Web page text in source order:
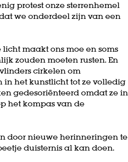
protest onze sterrenhemel
we onderdeel zijn van een
maakt ons moe en soms
zouden moeten rusten. En
cirkelen om
in het kunstlicht tot ze volledig
gedesoriënteerd omdat ze in
het kompas van de
door nieuwe herinneringen te
duisternis al kan doen.